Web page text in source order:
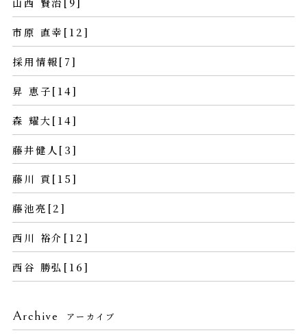
山西 賢治[9]
市原 直幸[12]
採用情報[7]
昇 恵子[14]
森 耀大[14]
藤井健人[3]
藤川 貢[15]
藤池亮[2]
西川 裕介[12]
西谷 勝弘[16]
Archive アーカイブ